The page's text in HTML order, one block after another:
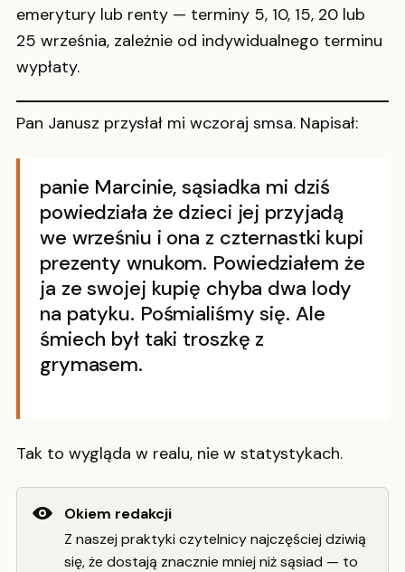
emerytury lub renty — terminy 5, 10, 15, 20 lub
25 września, zależnie od indywidualnego terminu
wypłaty.
Pan Janusz przysłał mi wczoraj smsa. Napisał:
panie Marcinie, sąsiadka mi dziś
powiedziała że dzieci jej przyjadą
we wrześniu i ona z czternastki kupi
prezenty wnukom. Powiedziałem że
ja ze swojej kupię chyba dwa lody
na patyku. Pośmialiśmy się. Ale
śmiech był taki troszkę z
grymasem.
Tak to wygląda w realu, nie w statystykach.
Okiem redakcji
Z naszej praktyki czytelnicy najczęściej dziwią
się, że dostają znacznie mniej niż sąsiad — to